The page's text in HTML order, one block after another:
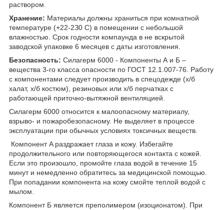
раствором.
Хранение: Материалы должны храниться при комнатной
температуре (+22-2З0 С) в помещении с небольшой
влажностью. Срок годности компаунда в не вскрытой
заводской упаковке 6 месяцев с даты изготовления.
Безопасность: Силагерм 6000 - Компоненты А и Б –
вещества 3-го класса опасности по ГОСТ 12.1.007-76. Работу
с компонентами следует производить в спецодежде (х/б
халат, х/б костюм), резиновых или х/б перчатках с
работающей приточно-вытяжной вентиляцией.
Силагерм 6000 относится к малоопасному материалу,
взрыво- и пожаробезопасному. Не выделяет в процессе
эксплуатации при обычных условиях токсичных веществ.
Компонент A раздражает глаза и кожу. Избегайте
продолжительного или повторяющегося контакта с кожей.
Если это произошло, промойте глаза водой в течение 15
минут и немедленно обратитесь за медицинской помощью.
При попадании компонента на кожу смойте теплой водой с
мылом.
Компонент Б является преполимером (изоционатом). При